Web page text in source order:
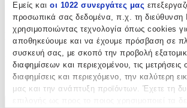
Εμείς και οι 1022 συνεργάτες μας
προσωπικά σας δεδομένα, π.χ. τη διεύθυνση
χρησιμοποιώντας τεχνολογία όπως cookies
αποθηκεύουμε και να έχουμε πρόσβαση σε
συσκευή σας, με σκοπό την προβολή
διαφημίσεων και περιεχομένου, τις μετρήσεις
διαφημίσεις και περιεχόμενο, την καλύτερη
μας και την ανάπτυξη προϊόντων. Έχετε τη
Endless
Βασικά Χαρακτηριστικά
Είδος
Χειροπετσέτα